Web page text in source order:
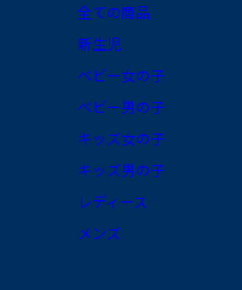
全ての商品
新生児
ベビー女の子
ベビー男の子
キッズ女の子
キッズ男の子
レディース
メンズ